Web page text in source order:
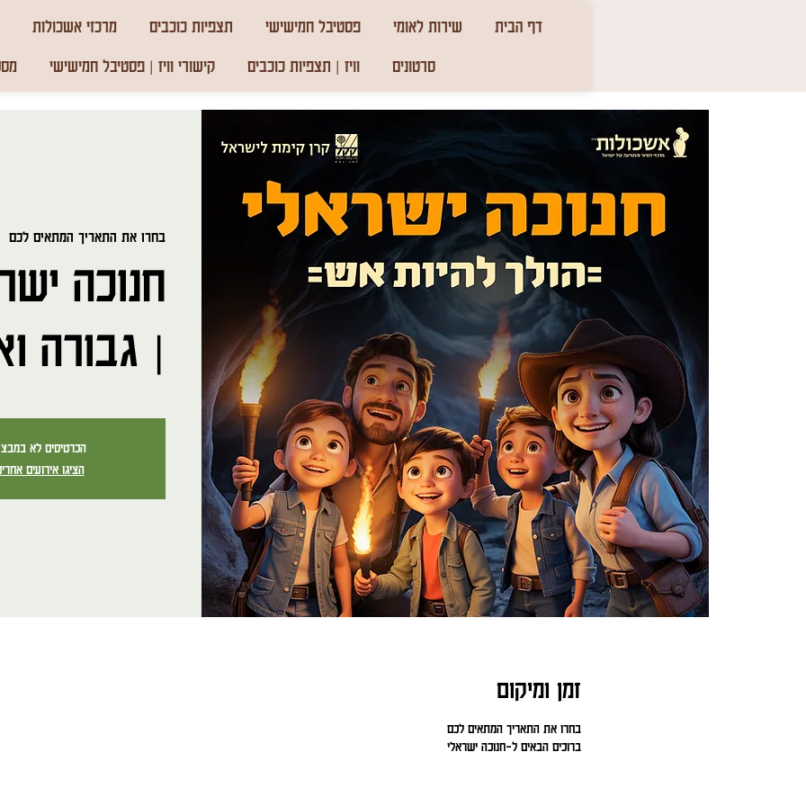
דף הבית שירות לאומי פסטיבל חמישישי תצפיות כוכבים
מרכזי אשכולות
סרטונים
וויז | תצפיות כוכבים קישורי וויז | פסטיבל חמישישי
בחרו את התאריך המתאים לכם
חנוכה
| גבורה
הכרטיסים לא
הציגו אירועים
זמן ומיקום
בחרו את התאריך המתאים לכם
ברוכים הבאים ל-חנוכה ישראלי